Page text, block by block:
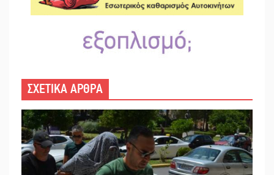
ΣΧΕΤΙΚΑ ΑΡΘΡΑ